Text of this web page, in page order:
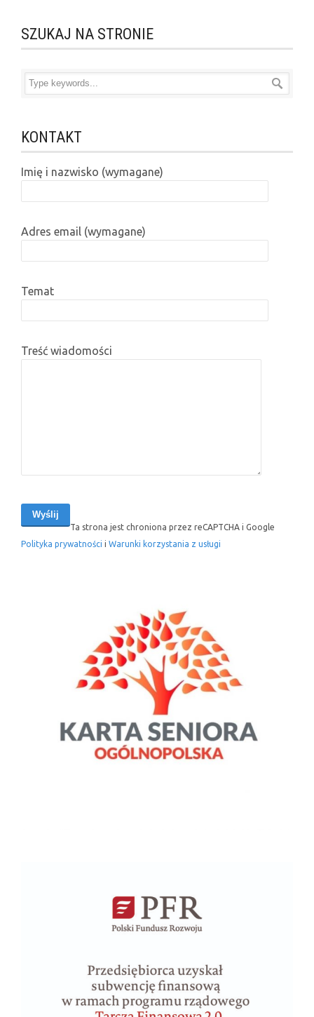
SZUKAJ NA STRONIE
KONTAKT
Imię i nazwisko (wymagane)
Adres email (wymagane)
Temat
Treść wiadomości
Ta strona jest chroniona przez reCAPTCHA i Google
Polityka prywatności i Warunki korzystania z usługi